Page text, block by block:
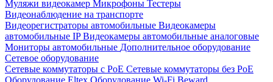
Муляжи видеокамер Микрофоны Тестеры
Видеонаблюдение на транспорте
Видеорегистраторы автомобильные Видеокамеры
автомобильные IPВидеокамеры автомобильные аналоговые
Мониторы автомобильные Дополнительное оборудование
Сетевое оборудование
Сетевые коммутаторы с РоЕ Сетевые коммутаторы без РоЕ
Оборудование Eltex Оборудование Wi-Fi Beward